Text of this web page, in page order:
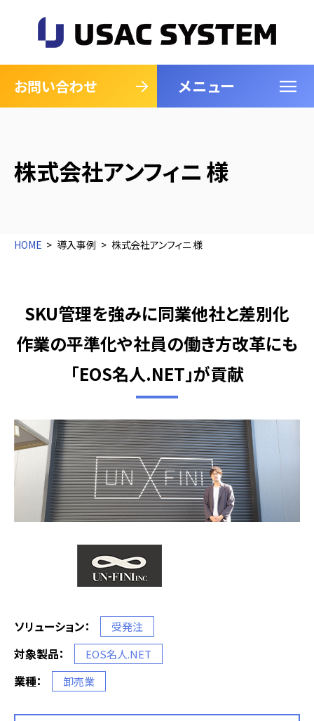
お問い合わせ メニュー
閉じる
株式会社アンフィニ 様
HOME 導入事例 株式会社アンフィニ 様
SKU管理を強みに同業他社と差別化
作業の平準化や社員の働き方改革にも
「EOS名人.NET」が貢献
ソリューション： 受発注
対象製品： EOS名人.NET
業種： 卸売業